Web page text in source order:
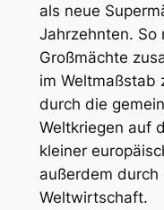
als neue
Jahrzehnten. So
Großmächte
im Weltmaßstab
durch die
Weltkriegen auf
kleiner
außerdem
Weltwirtschaft.